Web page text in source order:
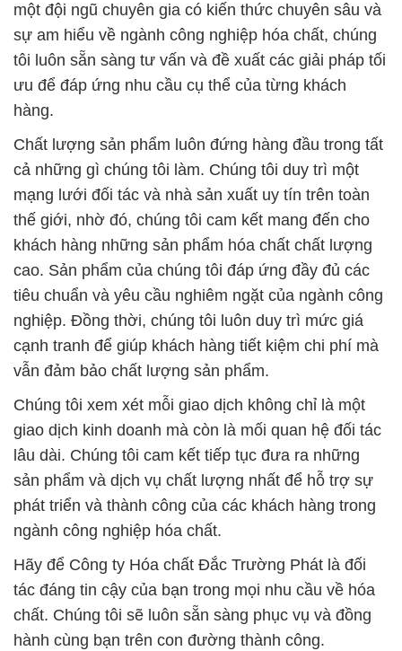
một đội ngũ chuyên gia có kiến thức chuyên sâu và
sự am hiểu về ngành công nghiệp hóa chất, chúng
tôi luôn sẵn sàng tư vấn và đề xuất các giải pháp tối
ưu để đáp ứng nhu cầu cụ thể của từng khách
hàng.
Chất lượng sản phẩm luôn đứng hàng đầu trong tất
cả những gì chúng tôi làm. Chúng tôi duy trì một
mạng lưới đối tác và nhà sản xuất uy tín trên toàn
thế giới, nhờ đó, chúng tôi cam kết mang đến cho
khách hàng những sản phẩm hóa chất chất lượng
cao. Sản phẩm của chúng tôi đáp ứng đầy đủ các
tiêu chuẩn và yêu cầu nghiêm ngặt của ngành công
nghiệp. Đồng thời, chúng tôi luôn duy trì mức giá
cạnh tranh để giúp khách hàng tiết kiệm chi phí mà
vẫn đảm bảo chất lượng sản phẩm.
Chúng tôi xem xét mỗi giao dịch không chỉ là một
giao dịch kinh doanh mà còn là mối quan hệ đối tác
lâu dài. Chúng tôi cam kết tiếp tục đưa ra những
sản phẩm và dịch vụ chất lượng nhất để hỗ trợ sự
phát triển và thành công của các khách hàng trong
ngành công nghiệp hóa chất.
Hãy để Công ty Hóa chất Đắc Trường Phát là đối
tác đáng tin cậy của bạn trong mọi nhu cầu về hóa
chất. Chúng tôi sẽ luôn sẵn sàng phục vụ và đồng
hành cùng bạn trên con đường thành công.